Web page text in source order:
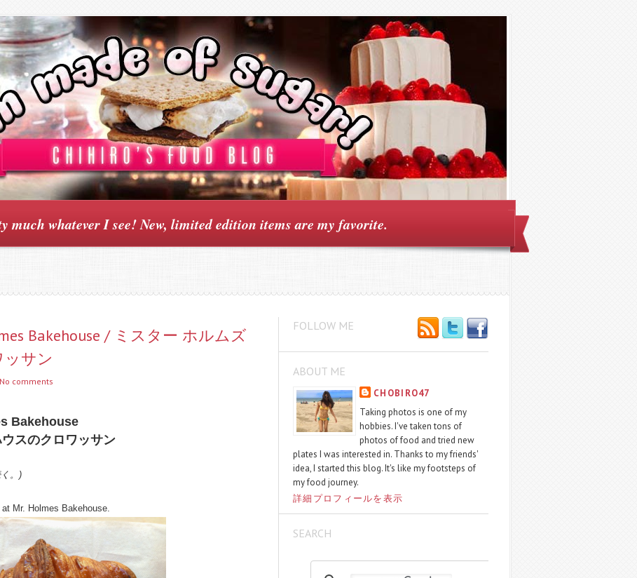
much whatever I see! New, limited edition items are my favorite.
Bakehouse / ミスター ホルムズ
サン
No comments
Bakehouse
スのクロワッサン
。)
Mr. Holmes Bakehouse.
FOLLOW ME
ABOUT ME
CHOBIRO47
Taking photos is one of my
hobbies. I've taken tons of
photos of food and tried new
plates I was interested in. Thanks to my friends'
idea, I started this blog. It's like my footsteps of
my food journey.
詳細プロフィールを表示
SEARCH